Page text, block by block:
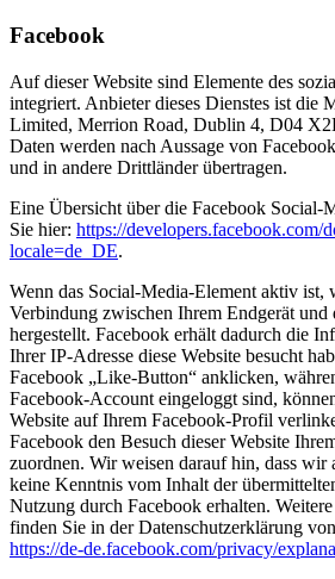
Facebook
Auf dieser Website sind Elemente des
integriert. Anbieter dieses Dienstes ist die
Limited, Merrion Road, Dublin 4, D04
Daten werden nach Aussage von
und in andere Drittländer übertragen.
Eine Übersicht über die Facebook Social-
Sie hier: https://developers.facebook.com/
locale=de_DE.
Wenn das Social-Media-Element aktiv ist,
Verbindung zwischen Ihrem Endgerät und
hergestellt. Facebook erhält dadurch die
Ihrer IP-Adresse diese Website besucht
Facebook „Like-Button“ anklicken,
Facebook-Account eingeloggt sind,
Website auf Ihrem Facebook-Profil
Facebook den Besuch dieser Website
zuordnen. Wir weisen darauf hin, dass wir
keine Kenntnis vom Inhalt der
Nutzung durch Facebook erhalten.
finden Sie in der Datenschutzerklärung
https://de-de.facebook.com/privacy/